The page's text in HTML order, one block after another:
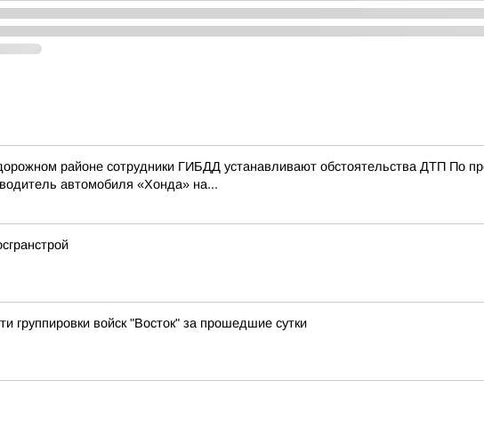
районе сотрудники ГИБДД устанавливают обстоятельства ДТП По
автомобиля «Хонда» на...
группировки войск "Восток" за прошедшие сутки